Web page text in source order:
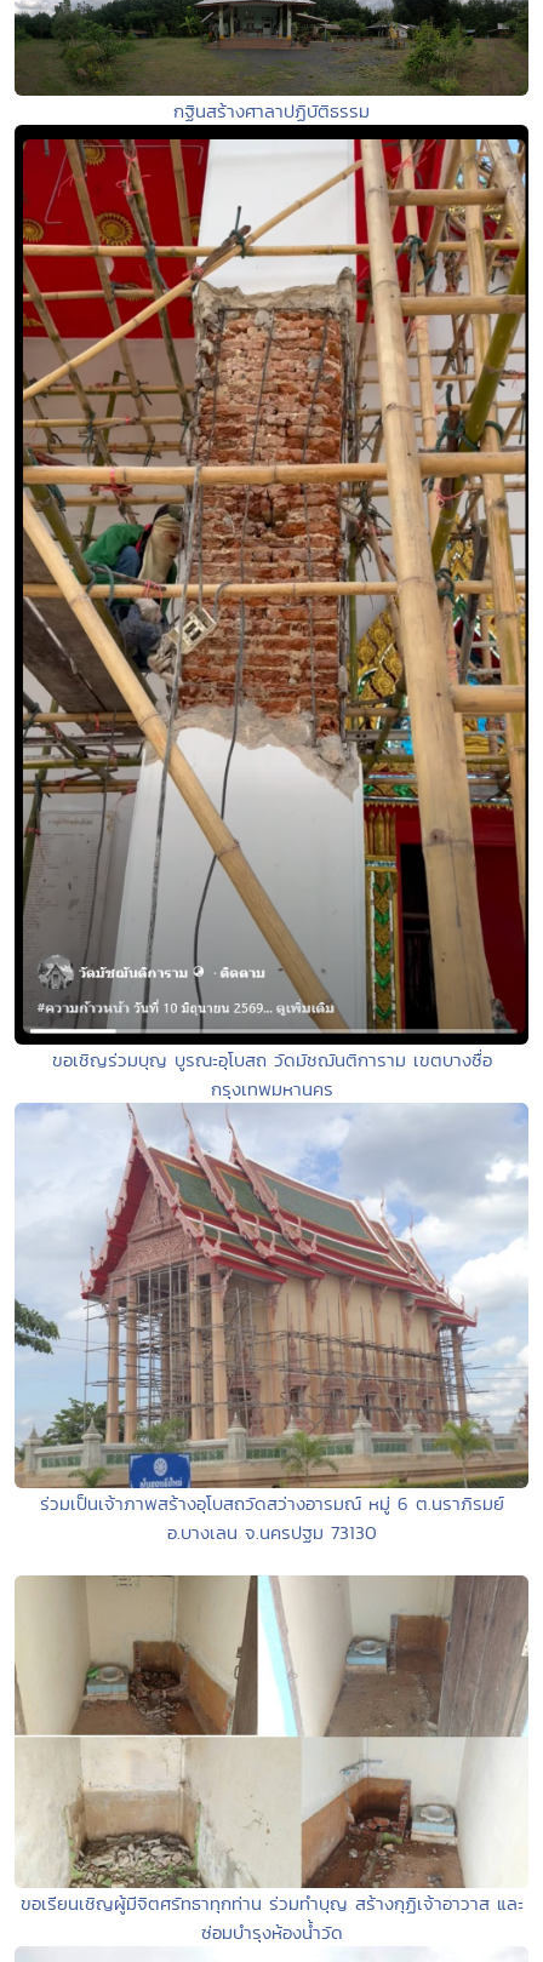
กฐินสร้างศาลาปฏิบัติธรรม
ขอเชิญร่วมบุญ บูรณะอุโบสถ วัดมัชฌันติการาม เขตบางซื่อ
กรุงเทพมหานคร
ร่วมเป็นเจ้าภาพสร้างอุโบสถวัดสว่างอารมณ์ หมู่ 6 ต.นราภิรมย์
อ.บางเลน จ.นครปฐม 73130
ขอเรียนเชิญผู้มีจิตศรัทธาทุกท่าน ร่วมทำบุญ สร้างกุฏิเจ้าอาวาส และ
ซ่อมบำรุงห้องน้ำวัด